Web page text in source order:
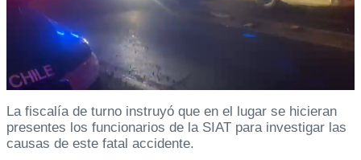
La fiscalía de turno instruyó que en el lugar se hicieran
presentes los funcionarios de la SIAT para investigar las
causas de este fatal accidente.